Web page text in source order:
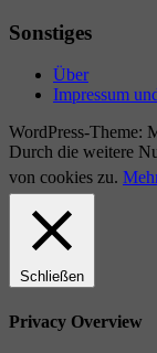
Sonstiges
Über
Impressum
WordPress-Theme:
Durch die weitere
von cookies zu.
Schließen
Privacy Overview